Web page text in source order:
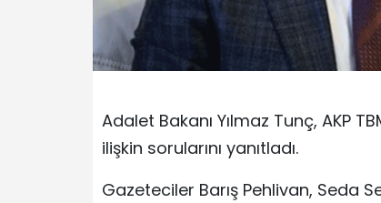
Adalet Bakanı Yılmaz Tunç, AKP
ilişkin sorularını yanıtladı.
Gazeteciler Barış Pehlivan, Seda